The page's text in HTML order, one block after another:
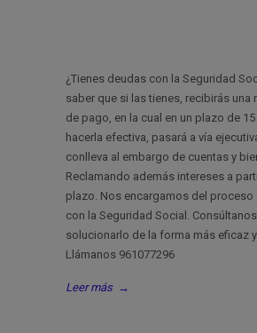
¿Tienes deudas con la Seguridad
saber que si las tienes, recibirás una
de pago, en la cual en un plazo de
hacerla efectiva, pasará a vía
conlleva al embargo de cuentas y
Reclamando además intereses a
plazo. Nos encargamos del proceso
con la Seguridad Social.
solucionarlo de la forma más eficaz y
Llámanos 961077296
Leer más →